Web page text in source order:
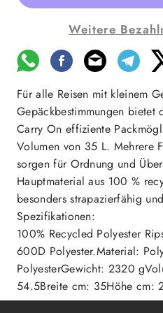
Weitere
Für alle Reisen mit kleinem
Gepäckbestimmungen
Carry On effiziente
Volumen von 35 L. Mehrere
sorgen für Ordnung und
Hauptmaterial aus 100 %
besonders strapazierfähig
Spezifikationen:
100% Recycled Polyester
600D Polyester.Material:
PolyesterGewicht: 2320
54.5Breite cm: 35Höhe cm: